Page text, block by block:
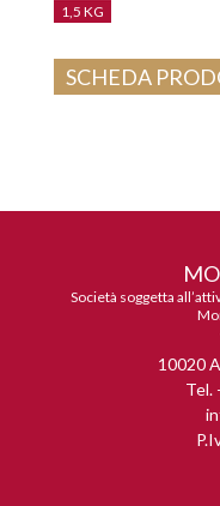
1,5 KG
SCHEDA
Società soggetta
10020
Tel.